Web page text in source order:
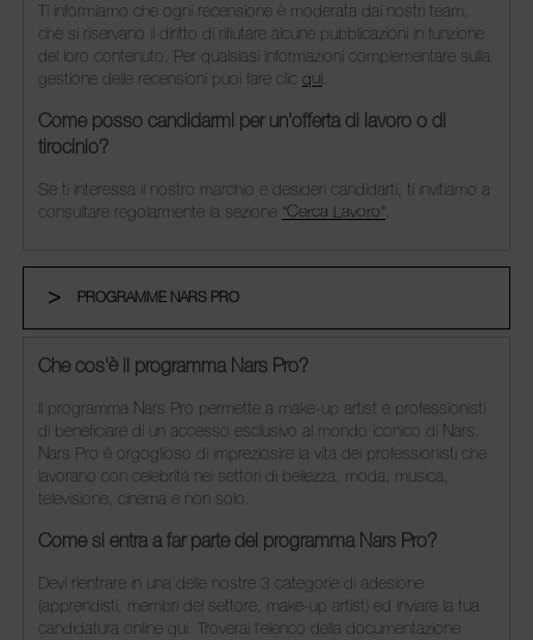
Ti informiamo che ogni recensione è moderata dai nostri team,
che si riservano il diritto di rifiutare alcune pubblicazioni in funzione
del loro contenuto. Per qualsiasi informazioni complementare sulla
gestione delle recensioni puoi fare clic qui.
Come posso candidarmi per un'offerta di lavoro o di
tirocinio?
Se ti interessa il nostro marchio e desideri candidarti, ti invitiamo a
consultare regolarmente la sezione "Cerca Lavoro"
PROGRAMME NARS PRO
Che cos'è il programma Nars Pro?
Il programma Nars Pro permette a make-up artist e professionisti
di beneficiare di un accesso esclusivo al mondo iconico di Nars.
Nars Pro è orgoglioso di impreziosire la vita dei professionisti che
lavorano con celebritá nei settori di bellezza, moda, musica,
televisione, cinema e non solo.
Come si entra a far parte del programma Nars Pro?
Devi rientrare in una delle nostre 3 categorie di adesione
(apprendisti, membri del settore, make-up artist) ed inviare la tua
candidatura online qui. Troverai l'elenco della documentazione